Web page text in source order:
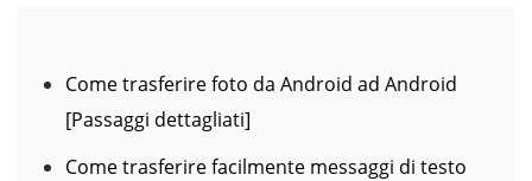
Come trasferire foto da Android ad Android
[Passaggi dettagliati]
Come trasferire facilmente messaggi di testo